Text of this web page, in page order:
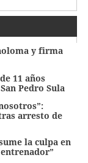
y firma
11 años
Pedro Sula
arresto de
la culpa en